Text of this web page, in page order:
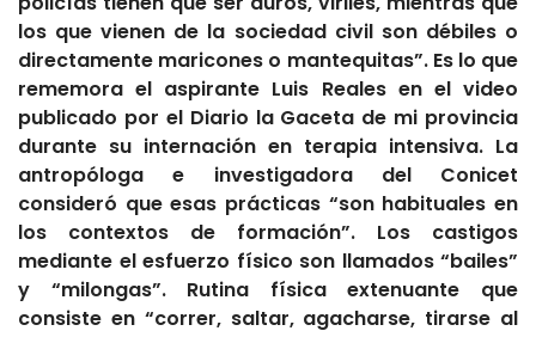
los que vienen de la sociedad civil son débiles o
directamente maricones o mantequitas”. Es lo que
rememorael aspirante Luis Reales en el video
publicado por el Diario la Gaceta de mi provincia
durante su internación en terapia intensiva. La
antropóloga e investigadora del Conicet
consideró que esas prácticas “son habituales en
los contextos de formación”. Los castigos
mediante el esfuerzo físico son llamados “bailes”
y “milongas”. Rutina física extenuante que
consiste en “correr, saltar, agacharse, tirarse al